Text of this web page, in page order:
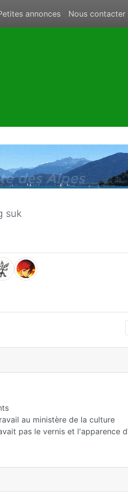
annonces Nous contacter
suk
au ministère de la culture
pas le vernis et l'apparence